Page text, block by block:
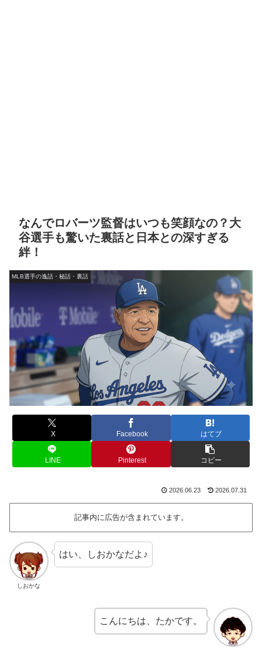
なんでロバーツ監督はいつも笑顔なの？大
谷選手も驚いた裏話と日本との深すぎる
絆！
MLB選手の逸話・秘話・裏話
X Facebook はてブ
LINE Pinterest コピー
2026.06.23 2026.07.31
記事内に広告が含まれています。
しおかな
はい、しおかなだよ♪
こんにちは、たかです。